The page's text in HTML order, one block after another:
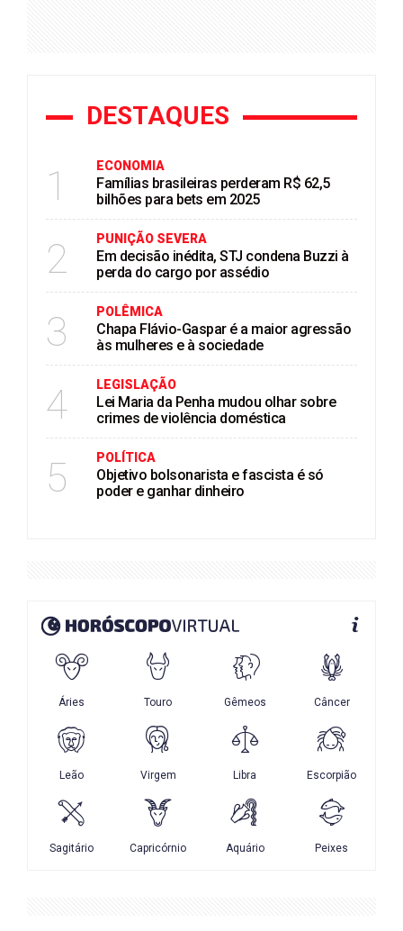
DESTAQUES
1 ECONOMIA
Famílias brasileiras perderam R$ 62,5
bilhões para bets em 2025
2 PUNIÇÃO SEVERA
Em decisão inédita, STJ condena Buzzi à
perda do cargo por assédio
3 POLÊMICA
Chapa Flávio-Gaspar é a maior agressão
às mulheres e à sociedade
4 LEGISLAÇÃO
Lei Maria da Penha mudou olhar sobre
crimes de violência doméstica
5 POLÍTICA
Objetivo bolsonarista e fascista é só
poder e ganhar dinheiro